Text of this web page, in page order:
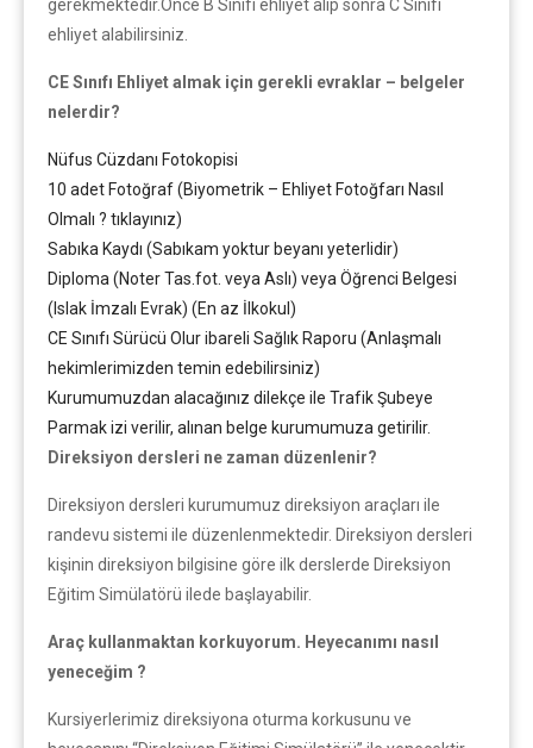
gerekmektedir.Önce B Sınıfı ehliyet alıp sonra C Sınıfı
ehliyet alabilirsiniz.
CE Sınıfı Ehliyet almak için gerekli evraklar – belgeler
nelerdir?
Nüfus Cüzdanı Fotokopisi
10 adet Fotoğraf (Biyometrik – Ehliyet Fotoğfarı Nasıl
Olmalı ? tıklayınız)
Sabıka Kaydı (Sabıkam yoktur beyanı yeterlidir)
Diploma (Noter Tas.fot. veya Aslı) veya Öğrenci Belgesi
(Islak İmzalı Evrak) (En az İlkokul)
CE Sınıfı Sürücü Olur ibareli Sağlık Raporu (Anlaşmalı
hekimlerimizden temin edebilirsiniz)
Kurumumuzdan alacağınız dilekçe ile Trafik Şubeye
Parmak izi verilir, alınan belge kurumumuza getirilir.
Direksiyon dersleri ne zaman düzenlenir?
Direksiyon dersleri kurumumuz direksiyon araçları ile
randevu sistemi ile düzenlenmektedir. Direksiyon dersleri
kişinin direksiyon bilgisine göre ilk derslerde Direksiyon
Eğitim Simülatörü ilede başlayabilir.
Araç kullanmaktan korkuyorum. Heyecanımı nasıl
yeneceğim ?
Kursiyerlerimiz direksiyona oturma korkusunu ve